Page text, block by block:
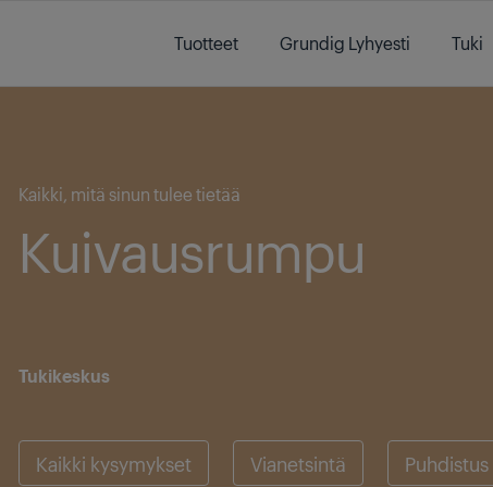
Tuotteet
Grundig Lyhyesti Tuki
Kaikki, mitä sinun tulee tietää
Kuivausrumpu
Tukikeskus
Kaikki kysymykset Vianetsintä Puhdistus